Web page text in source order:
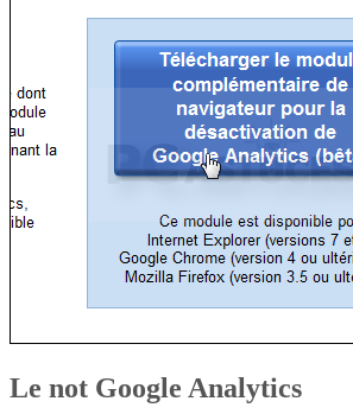
Le not Google Analytics